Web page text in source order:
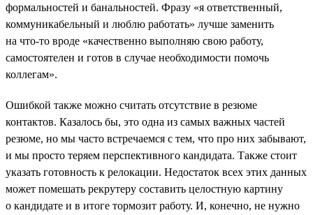
формальностей и банальностей. Фразу «я ответственный,
коммуникабельный и люблю работать» лучше заменить
на что-то вроде «качественно выполняю свою работу,
самостоятелен и готов в случае необходимости помочь
коллегам».
Ошибкой также можно считать отсутствие в резюме
контактов. Казалось бы, это одна из самых важных частей
резюме, но мы часто встречаемся с тем, что про них забывают,
и мы просто теряем перспективного кандидата. Также стоит
указать готовность к релокации. Недостаток всех этих данных
может помешать рекрутеру составить целостную картину
о кандидате и в итоге тормозит работу. И, конечно, не нужно